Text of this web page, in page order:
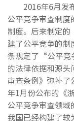
2016年6月发
公平竞争审查制
制度。后来制定
建了公平竞争的
条规定了“公平竞
的法律依据和源
审查条例》弥补
年1月份公布的《
公平竞争审查领域
我国已经构建了较